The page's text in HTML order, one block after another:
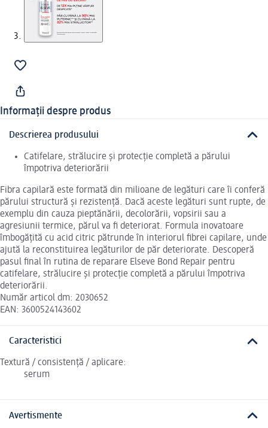
Informații despre produs
Descrierea produsului
Catifelare, strălucire și protecție completă a părului
împotriva deteriorării
Fibra capilară este formată din milioane de legături care îi conferă
părului structură și rezistență. Dacă aceste legături sunt rupte, de
exemplu din cauza pieptănării, decolorării, vopsirii sau a
agresiunii termice, părul va fi deteriorat. Formula inovatoare
îmbogățită cu acid citric pătrunde în interiorul fibrei capilare, unde
ajută la reconstituirea legăturilor de păr deteriorate. Descoperă
pasul final în rutina de reparare Elseve Bond Repair pentru
catifelare, strălucire și protecție completă a părului împotriva
deteriorării.
Număr articol dm: 2030652
EAN: 3600524143602
Caracteristici
Textură / consistență / aplicare:
serum
Avertismente